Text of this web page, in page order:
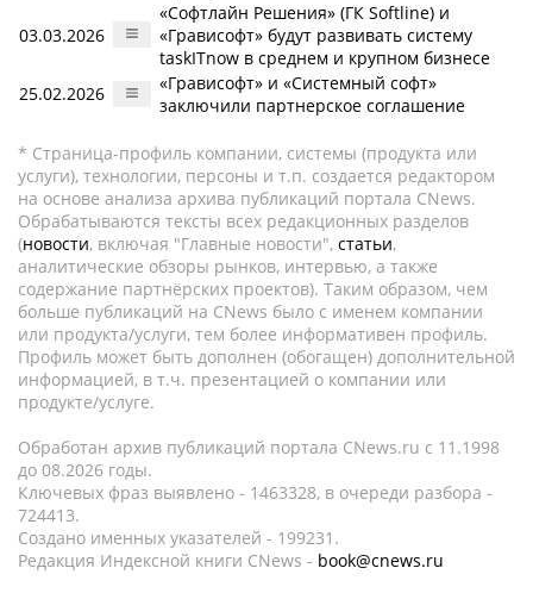
03.03.2026
«Софтлайн Решения» (ГК Softline) и
«Грависофт» будут развивать систему
taskITnow в среднем и крупном бизнесе
25.02.2026
«Грависофт» и «Системный софт»
заключили партнерское соглашение
* Страница-профиль компании, системы (продукта или
услуги), технологии, персоны и т.п. создается редактором
на основе анализа архива публикаций портала CNews.
Обрабатываются тексты всех редакционных разделов
(новости, включая "Главные новости", статьи,
аналитические обзоры рынков, интервью, а также
содержание партнёрских проектов). Таким образом, чем
больше публикаций на CNews было с именем компании
или продукта/услуги, тем более информативен профиль.
Профиль может быть дополнен (обогащен) дополнительной
информацией, в т.ч. презентацией о компании или
продукте/услуге.
Обработан архив публикаций портала CNews.ru c 11.1998
до 08.2026 годы.
Ключевых фраз выявлено - 1463328, в очереди разбора -
724413.
Создано именных указателей - 199231.
Редакция Индексной книги CNews - book@cnews.ru